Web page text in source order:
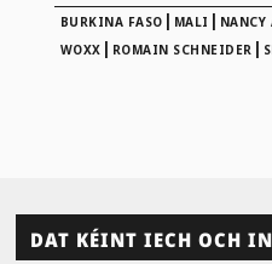
BURKINA FASO | MALI | NANCY
WOXX | ROMAIN SCHNEIDER |
DAT KÉINT IECH OCH